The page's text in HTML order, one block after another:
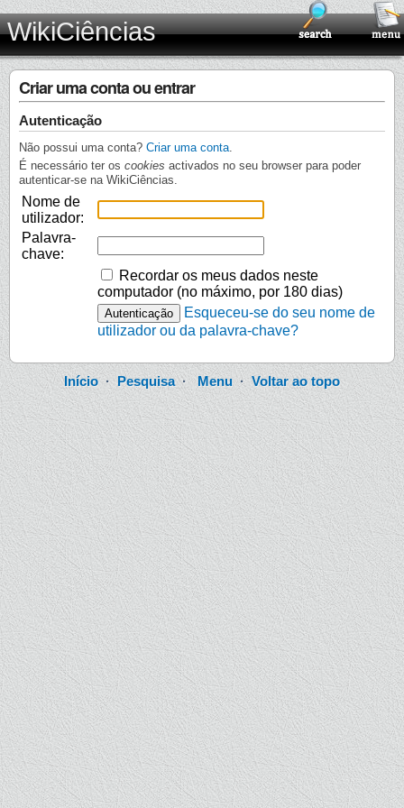
WikiCiências
Criar uma conta ou entrar
Autenticação
Não possui uma conta? Criar uma conta
É necessário ter os cookies activados no seu browser para poder
autenticar-se na WikiCiências.
Nome de
utilizador:
Palavra-
chave:
Recordar os meus dados neste
computador (no máximo, por 180 dias)
Esqueceu-se do seu nome de
utilizador ou da palavra-chave?
Início· Pesquisa·Menu ·Voltar ao topo